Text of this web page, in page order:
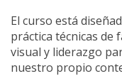
El curso está
práctica técnicas de
visual y liderazgo
nuestro propio